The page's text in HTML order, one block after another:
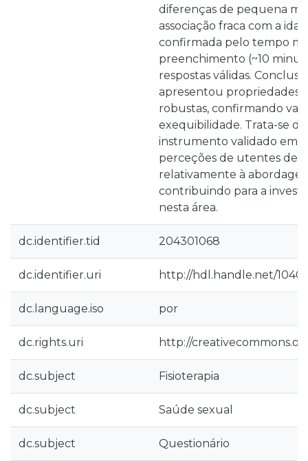
diferenças de pequena
associação fraca com a
confirmada pelo tempo
preenchimento (~10
respostas válidas.
apresentou propriedades
robustas, confirmando
exequibilidade. Trata-se
instrumento validado em
perceções de utentes de
relativamente à
contribuindo para a
nesta área.
dc.identifier.tid 204301068
dc.identifier.uri http://hdl.handle.net/
dc.language.iso por
dc.rights.uri http://
dc.subject Fisioterapia
dc.subject Saúde sexual
dc.subject Questionário